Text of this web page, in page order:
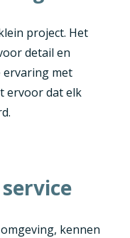
project. Het
detail en
ervaring met
ervoor dat elk
kennen